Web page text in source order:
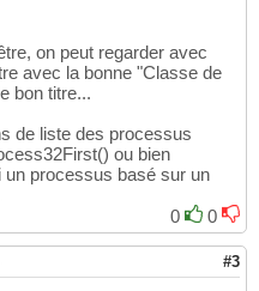
on peut regarder avec
avec la bonne "Classe de
bon titre...
de liste des processus
ou bien
processus basé sur un
0
0
#3